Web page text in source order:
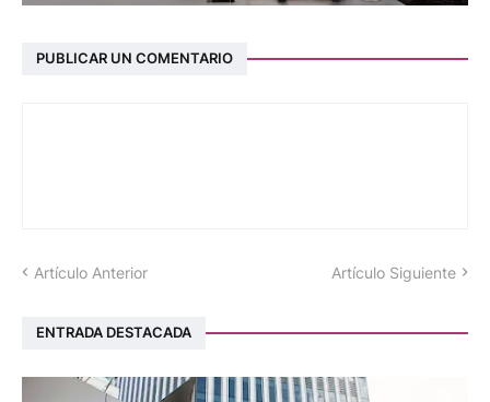
PUBLICAR UN COMENTARIO
Artículo Anterior Artículo Siguiente
ENTRADA DESTACADA